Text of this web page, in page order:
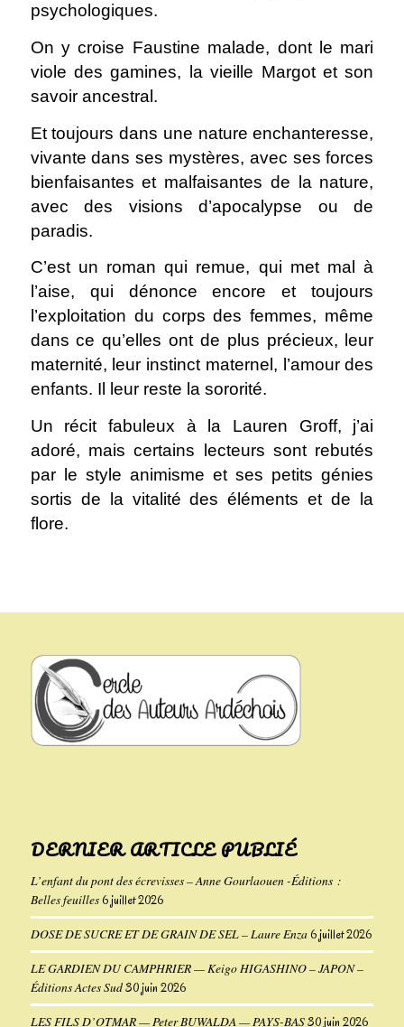
psychologiques.
On y croise Faustine malade, dont le mari
viole des gamines, la vieille Margot et son
savoir ancestral.
Et toujours dans une nature enchanteresse,
vivante dans ses mystères, avec ses forces
bienfaisantes et malfaisantes de la nature,
avec des visions d’apocalypse ou de
paradis.
C’est un roman qui remue, qui met mal à
l’aise, qui dénonce encore et toujours
l’exploitation du corps des femmes, même
dans ce qu’elles ont de plus précieux, leur
maternité, leur instinct maternel, l’amour des
enfants. Il leur reste la sororité.
Un récit fabuleux à la Lauren Groff, j’ai
adoré, mais certains lecteurs sont rebutés
par le style animisme et ses petits génies
sortis de la vitalité des éléments et de la
flore.
DERNIER ARTICLE PUBLIÉ
L’enfant du pont des écrevisses – Anne Gourlaouen -Éditions :
Belles feuilles 6 juillet 2026
DOSE DE SUCRE ET DE GRAIN DE SEL – Laure Enza 6 juillet 2026
LE GARDIEN DU CAMPHRIER — Keigo HIGASHINO – JAPON –
Éditions Actes Sud 30 juin 2026
LES FILS D’OTMAR — Peter BUWALDA — PAYS-BAS 30 juin 2026